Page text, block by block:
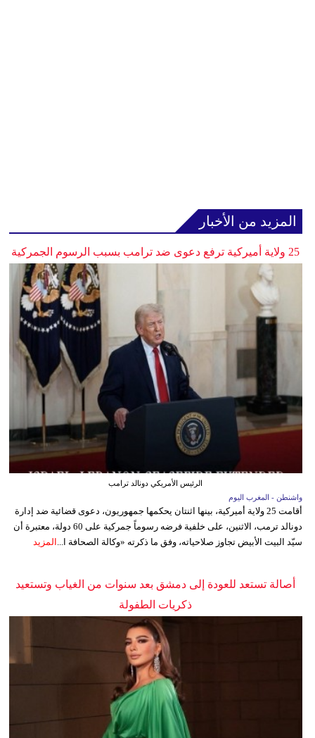
المزيد من الأخبار
25 ولاية أميركية ترفع دعوى ضد ترامب بسبب الرسوم الجمركية
الرئيس الأمريكي دونالد ترامب
واشنطن - المغرب اليوم
أقامت 25 ولاية أميركية، بينها اثنتان يحكمها جمهوريون، دعوى قضائية ضد إدارة
دونالد ترمب، الاثنين، على خلفية فرضه رسوماً جمركية على 60 دولة، معتبرة أن
سيّد البيت الأبيض تجاوز صلاحياته، وفق ما ذكرته «وكالة الصحافة ا...
المزيد
أصالة تستعد للعودة إلى دمشق بعد سنوات من الغياب وتستعيد
ذكريات الطفولة